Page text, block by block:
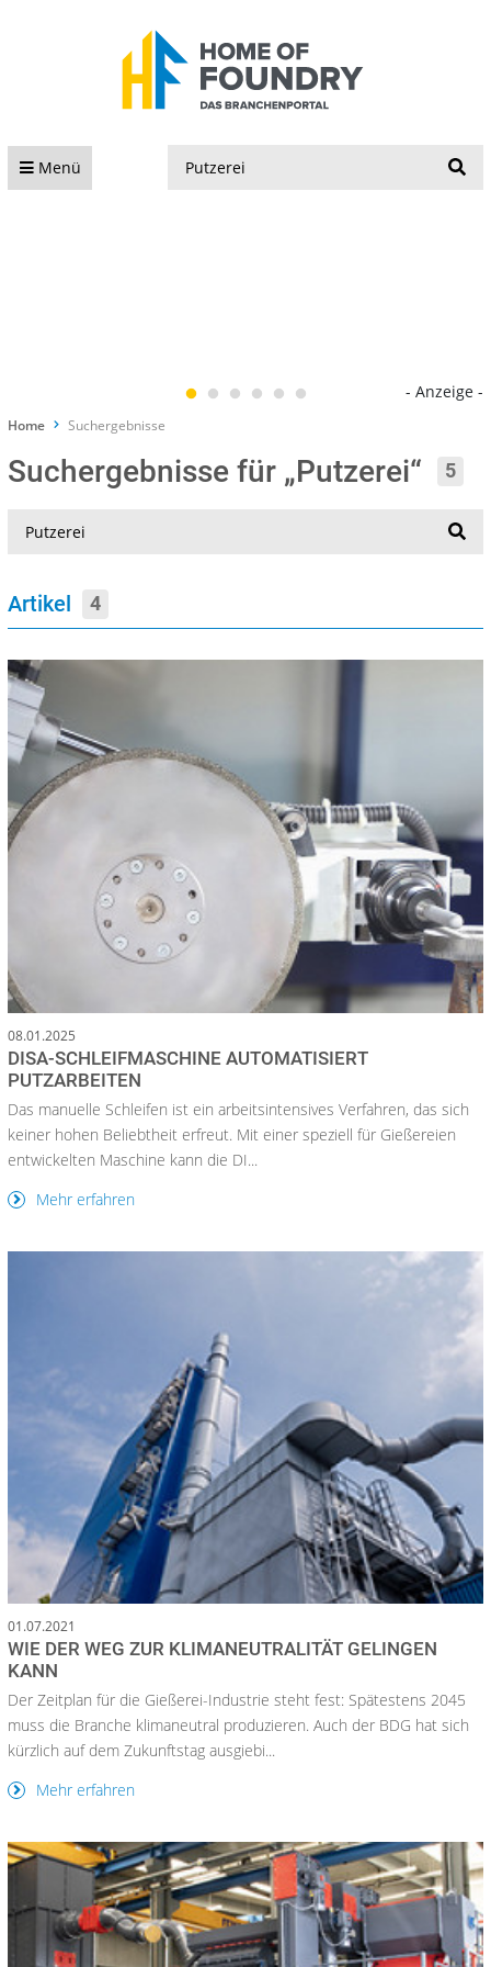
Menü
- Anzeige -
Home Suchergebnisse
Suchergebnisse für „Putzerei“ 5
Artikel 4
08.01.2025
DISA-SCHLEIFMASCHINE AUTOMATISIERT
PUTZARBEITEN
Das manuelle Schleifen ist ein arbeitsintensives Verfahren, das sich
keiner hohen Beliebtheit erfreut. Mit einer speziell für Gießereien
entwickelten Maschine kann die DI...
Mehr erfahren
01.07.2021
WIE DER WEG ZUR KLIMANEUTRALITÄT GELINGEN
KANN
Der Zeitplan für die Gießerei-Industrie steht fest: Spätestens 2045
muss die Branche klimaneutral produzieren. Auch der BDG hat sich
kürzlich auf dem Zukunftstag ausgiebi...
Mehr erfahren